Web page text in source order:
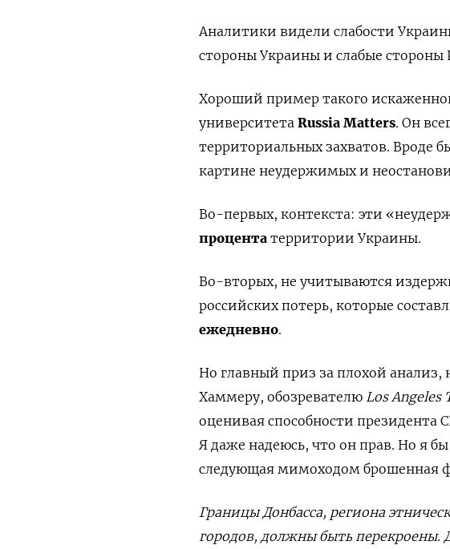
Аналитики видели слабости
стороны Украины и слабые стороны
Хороший пример такого
университета Russia Matters. Он
территориальных захватов. Вроде
картине неудержимых и
Во-первых, контекста: эти
процента территории Украины.
Во-вторых, не учитываются
российских потерь, которые
ежедневно.
Но главный приз за плохой
Хаммеру, обозревателю Los Angeles
оценивая способности президента
Я даже надеюсь, что он прав. Но я
следующая мимоходом брошенная
Границы Донбасса, региона
городов, должны быть перекроены.